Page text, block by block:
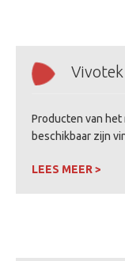
Producten van
beschikbaar zijn
LEES MEER >